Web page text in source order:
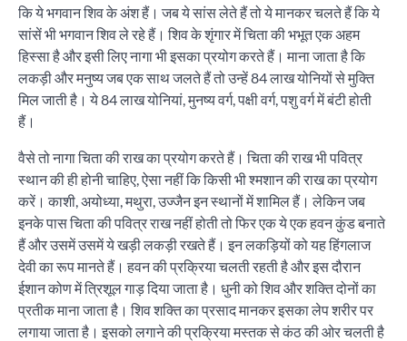
कि ये भगवान शिव के अंश हैं। जब ये सांस लेते हैं तो ये मानकर चलते हैं कि ये
सांसें भी भगवान शिव ले रहे हैं। शिव के शृंगार में चिता की भभूत एक अहम
हिस्सा है और इसी लिए नागा भी इसका प्रयोग करते हैं। माना जाता है कि
लकड़ी और मनुष्य जब एक साथ जलते हैं तो उन्हें 84 लाख योनियों से मुक्ति
मिल जाती है। ये 84 लाख योनियां, मुनष्य वर्ग, पक्षी वर्ग, पशु वर्ग में बंटी होती
हैं।
वैसे तो नागा चिता की राख का प्रयोग करते हैं। चिता की राख भी पवित्र
स्थान की ही होनी चाहिए, ऐसा नहीं कि किसी भी श्मशान की राख का प्रयोग
करें। काशी, अयोध्या, मथुरा, उज्जैन इन स्थानों में शामिल हैं। लेकिन जब
इनके पास चिता की पवित्र राख नहीं होती तो फिर एक ये एक हवन कुंड बनाते
हैं और उसमें उसमें ये खड़ी लकड़ी रखते हैं। इन लकड़ियों को यह हिंगलाज
देवी का रूप मानते हैं। हवन की प्रक्रिया चलती रहती है और इस दौरान
ईशान कोण में त्रिशूल गाड़ दिया जाता है। धुनी को शिव और शक्ति दोनों का
प्रतीक माना जाता है। शिव शक्ति का प्रसाद मानकर इसका लेप शरीर पर
लगाया जाता है। इसको लगाने की प्रक्रिया मस्तक से कंठ की ओर चलती है